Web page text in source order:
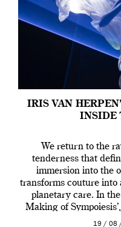
IRIS VAN
INSIDE
We return to the
tenderness that
immersion into the
transforms couture into
planetary care. In
Making of
the sacred space
19 / 08